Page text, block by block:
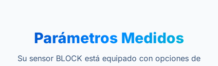
Parámetros Medidos
Su sensor BLOCK está equipado con opciones de